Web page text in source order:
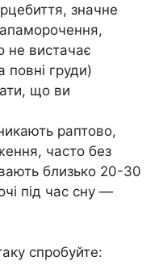
значне
не вистачає
повні груди)
що ви
раптово,
часто без
близько 20-30
під час сну —
спробуйте: